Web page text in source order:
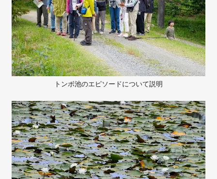
トンボ池のエピソードについて説明